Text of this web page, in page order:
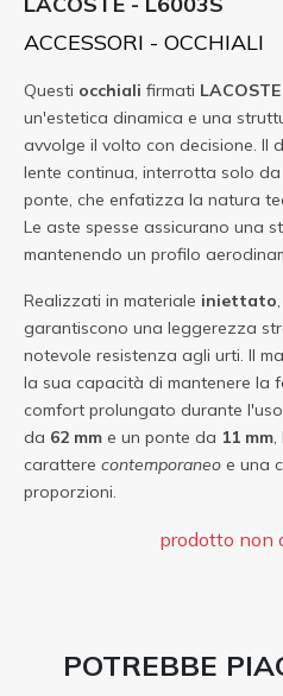
ACCESSORI - OCCHIALI
Questi occhiali firmati LACOSTE
un'estetica dinamica e una
avvolge il volto con decisione. Il
lente continua, interrotta solo
ponte, che enfatizza la natura
Le aste spesse assicurano una
mantenendo un profilo
Realizzati in materiale iniettato
garantiscono una leggerezza
notevole resistenza agli urti. Il
la sua capacità di mantenere la
comfort prolungato durante
da 62 mm e un ponte da 11 mm,
carattere contemporaneo e una
proporzioni.
prodotto non
POTREBBE